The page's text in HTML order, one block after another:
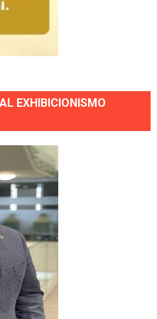
EXHIBICIONISMO